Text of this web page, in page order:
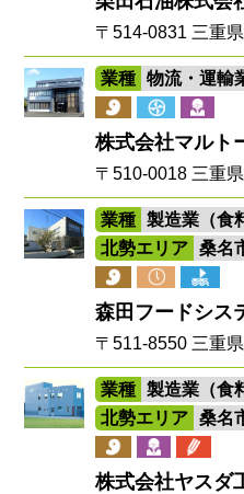
〒514-0831 三重
業種 物流・運輸
株式会社マルト
〒510-0018 三重
業種
製造業（食
北勢エリア
桑名
森田フードシス
〒511-8550 三重
業種
製造業（食
北勢エリア
桑名
株式会社ヤスダ